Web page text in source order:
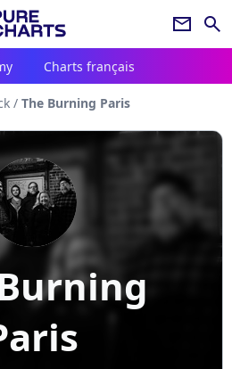
newsletter search
Charts français
/ The Burning Paris